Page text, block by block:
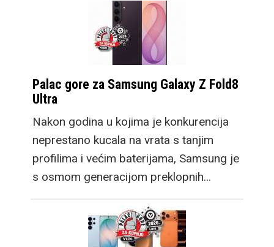
Palac gore za Samsung Galaxy Z Fold8
Ultra
Nakon godina u kojima je konkurencija
neprestano kucala na vrata s tanjim
profilima i većim baterijama, Samsung je
s osmom generacijom preklopnih…